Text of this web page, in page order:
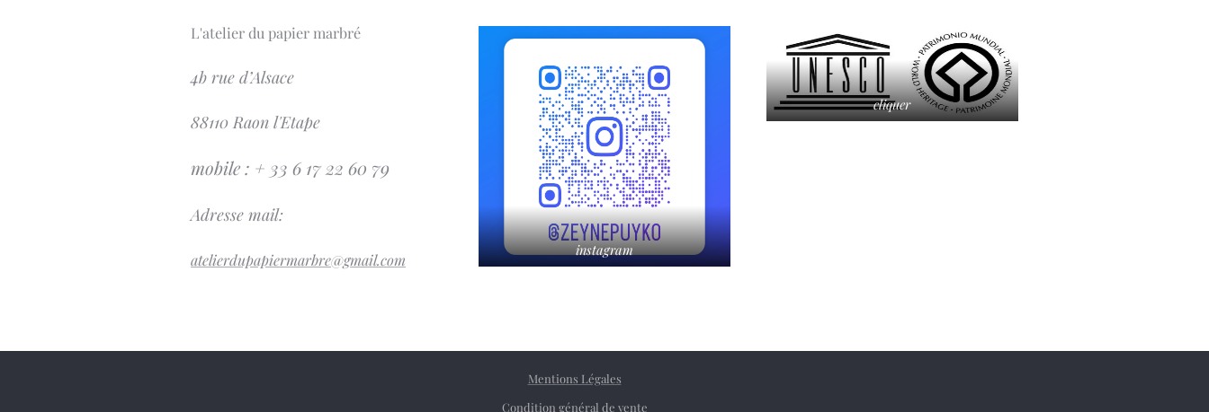
L'atelier du papier marbré
4b rue d’Alsace
88110 Raon l'Etape
mobile : + 33 6 17 22 60 79
Adresse mail:
atelierdupapiermarbre@gmail.com instagram
cliquer
Mentions Légales
Condition général de vente